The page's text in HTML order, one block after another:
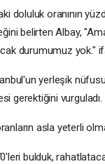
doluluk oranının
belirten Albay,
durumumuz yok."
yerleşik
gerektiğini vurguladı.
asla yeterli
bulduk,